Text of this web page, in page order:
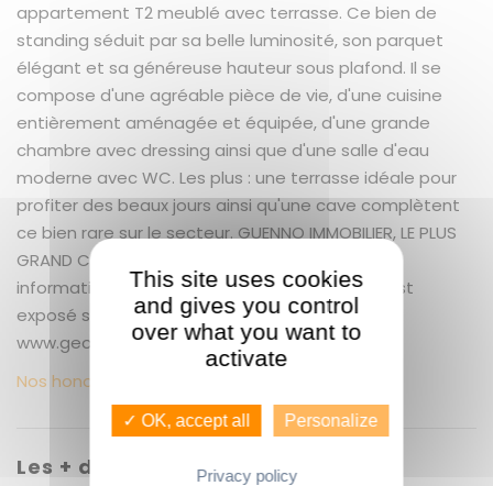
appartement T2 meublé avec terrasse. Ce bien de
standing séduit par sa belle luminosité, son parquet
élégant et sa généreuse hauteur sous plafond. Il se
compose d'une agréable pièce de vie, d'une cuisine
entièrement aménagée et équipée, d'une grande
chambre avec dressing ainsi que d'une salle d'eau
moderne avec WC. Les plus : une terrasse idéale pour
profiter des beaux jours ainsi qu'une cave complètent
ce bien rare sur le secteur. GUENNO IMMOBILIER, LE PLUS
GRAND CHOIX DE BIENS IMMOBILIERS A RENNES Les
informations sur les risques auxquels ce bien est
exposé sont disponibles sur le site Géorisques :
www.georisques.gouv.fr
Nos honoraires
Les + du bien
This site uses cookies
and gives you control
over what you want to
activate
✓ OK, accept all Personalize
Privacy policy